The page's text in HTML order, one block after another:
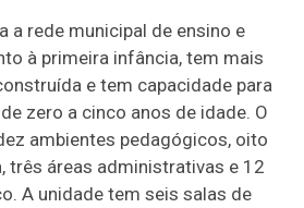
a rede municipal de ensino e
à primeira infância, tem mais
e tem capacidade para
zero a cinco anos de idade. O
ambientes pedagógicos, oito
três áreas administrativas e 12
A unidade tem seis salas de